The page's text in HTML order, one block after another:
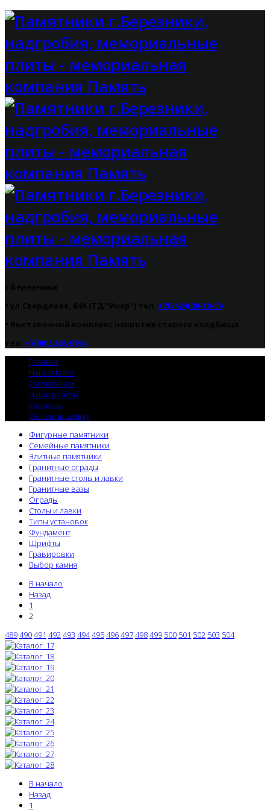
+7(3424) 20-10-09
+7(901) 268-9794
Главная
Наш каталог
О компании
Наши работы
Контакты
Оставить заявку
Фигурные памятники
Семейные памятники
Элитные памятники
Гранитные ограды
Гранитные столы и лавки
Гранитные вазы
Ограды
Столы и лавки
Типы установок
Фундамент
Шрифты
Гравировки
Выбор камня
В начало
Назад
1
2
489490491 492493 494495496497498499 500 501 502 503 504
В начало
Назад
1